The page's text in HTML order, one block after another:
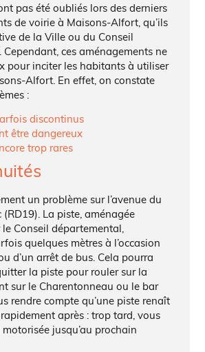
pas été oubliés lors des derniers
de voirie à Maisons-Alfort, qu’ils
de la Ville ou du Conseil
ces aménagements ne
pour inciter les habitants à utiliser
Alfort. En effet, on constate
:
discontinus
être dangereux
trop rares
un problème sur l’avenue du
(RD19). La piste, aménagée
le Conseil départemental,
quelques mètres à l’occasion
d’un arrêt de bus. Cela pourra
la piste pour rouler sur la
sur le Charentonneau ou le bar
rendre compte qu’une piste renaît
après : trop tard, vous
jusqu’au prochain